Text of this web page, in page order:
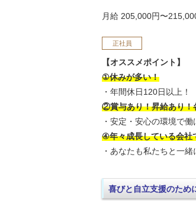
月給 205,000円〜
正社員
【オススメポイント】
①休みが多い！
・年間休日120日以上！
②賞与あり！昇給あり！
・安定・安心の環境で働
④年々成長している会社
・あなたも私たちと一
喜びと自立支援のため